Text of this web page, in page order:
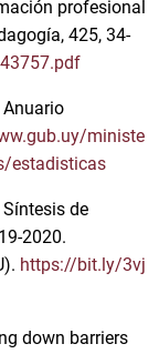
e
profesional
425, 34-
ministe
estadisticas
de
2020.
https://bit.ly/3vj
down barriers